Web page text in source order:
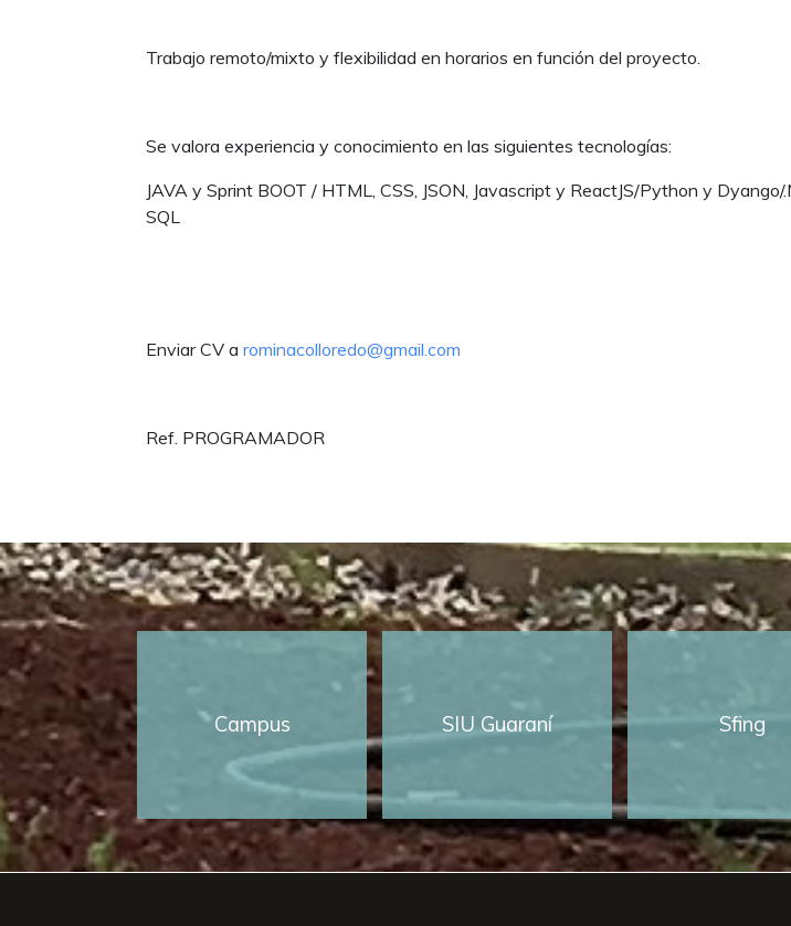
Trabajo remoto/mixto y flexibilidad en horarios en función del proyecto.
Se valora experiencia y conocimiento en las siguientes tecnologías:
JAVA y Sprint BOOT / HTML, CSS, JSON, Javascript y ReactJS/Python y Dyango/
SQL
Enviar CV a rominacolloredo@gmail.com
Ref. PROGRAMADOR
Campus SIU Guaraní Sfing